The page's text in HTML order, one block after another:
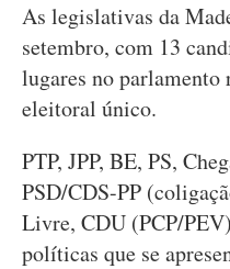
As legislativas da
setembro, com 13
lugares no
eleitoral único.
PTP, JPP, BE, PS,
PSD/CDS-PP
Livre, CDU (PCP/
políticas que se